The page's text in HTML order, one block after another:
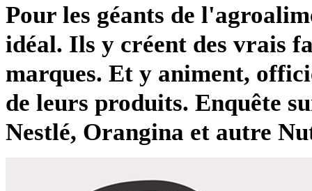
Pour les géants de
idéal. Ils y créent des vrais
marques. Et y animent,
de leurs produits. Enquête
Nestlé, Orangina et autre